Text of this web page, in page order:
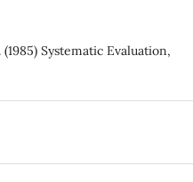
Systematic Evaluation,